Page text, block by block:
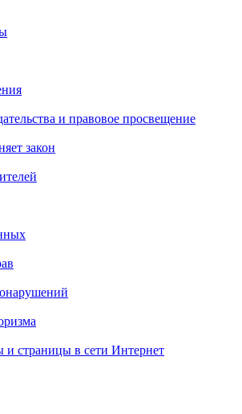
и правовое просвещение
закон
страницы в сети Интернет